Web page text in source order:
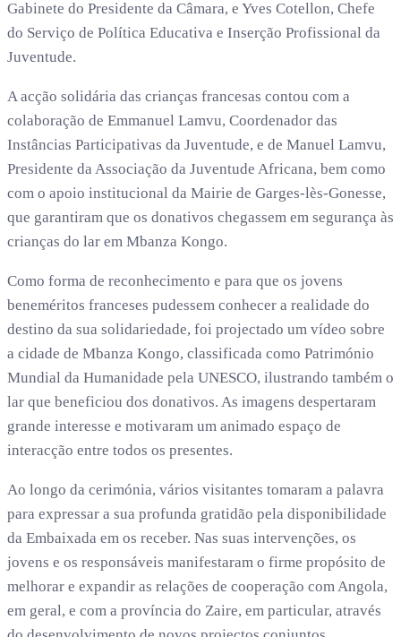
Gabinete do Presidente da Câmara, e Yves Cotellon, Chefe
do Serviço de Política Educativa e Inserção Profissional da
Juventude.
A acção solidária das crianças francesas contou com a
colaboração de Emmanuel Lamvu, Coordenador das
Instâncias Participativas da Juventude, e de Manuel Lamvu,
Presidente da Associação da Juventude Africana, bem como
com o apoio institucional da Mairie de Garges-lès-Gonesse,
que garantiram que os donativos chegassem em segurança às
crianças do lar em Mbanza Kongo.
Como forma de reconhecimento e para que os jovens
beneméritos franceses pudessem conhecer a realidade do
destino da sua solidariedade, foi projectado um vídeo sobre
a cidade de Mbanza Kongo, classificada como Património
Mundial da Humanidade pela UNESCO, ilustrando também o
lar que beneficiou dos donativos. As imagens despertaram
grande interesse e motivaram um animado espaço de
interacção entre todos os presentes.
Ao longo da cerimónia, vários visitantes tomaram a palavra
para expressar a sua profunda gratidão pela disponibilidade
da Embaixada em os receber. Nas suas intervenções, os
jovens e os responsáveis manifestaram o firme propósito de
melhorar e expandir as relações de cooperação com Angola,
em geral, e com a província do Zaire, em particular, através